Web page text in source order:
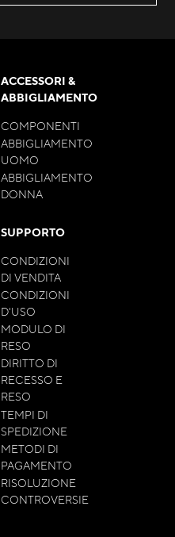
ACCESSORI &
ABBIGLIAMENTO
COMPONENTI
ABBIGLIAMENTO
UOMO
ABBIGLIAMENTO
DONNA
SUPPORTO
CONDIZIONI
DI VENDITA
CONDIZIONI
D'USO
MODULO DI
RESO
DIRITTO DI
RECESSO E
RESO
TEMPI DI
SPEDIZIONE
METODI DI
PAGAMENTO
RISOLUZIONE
CONTROVERSIE